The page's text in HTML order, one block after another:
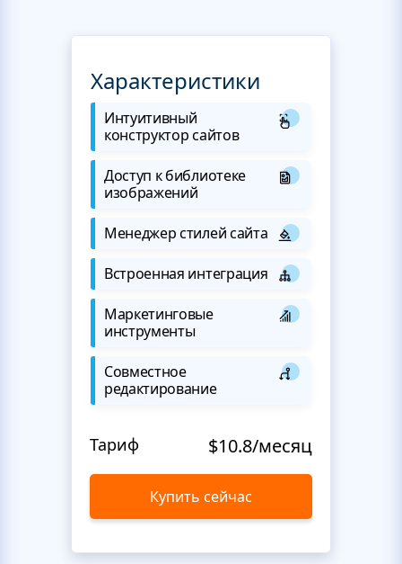
Характеристики
Интуитивный
конструктор сайтов
Доступ к библиотеке
изображений
Менеджер стилей сайта
Встроенная интеграция
Маркетинговые
инструменты
Совместное
редактирование
Тариф $10.8/месяц
Купить сейчас